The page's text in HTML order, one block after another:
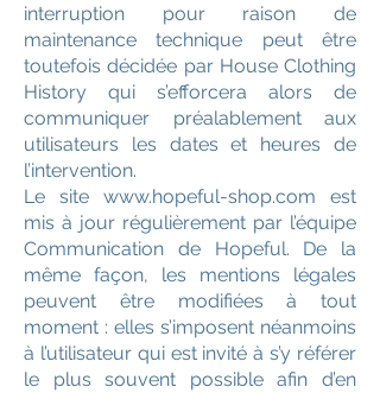
interruption pour raison de
maintenance technique peut être
toutefois décidée par House Clothing
History qui s’efforcera alors de
communiquer préalablement aux
utilisateurs les dates et heures de
l’intervention.
Le site www.hopeful-shop.com est
mis à jour régulièrement par l’équipe
Communication de Hopeful. De la
même façon, les mentions légales
peuvent être modifiées à tout
moment : elles s’imposent néanmoins
à l’utilisateur qui est invité à s’y référer
le plus souvent possible afin d’en